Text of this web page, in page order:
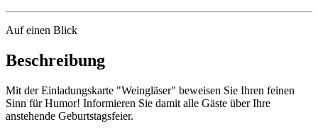
Auf einen Blick
Beschreibung
Mit der Einladungskarte "Weingläser" beweisen Sie Ihren feinen
Sinn für Humor! Informieren Sie damit alle Gäste über Ihre
anstehende Geburtstagsfeier.